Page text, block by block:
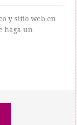
y sitio web en
haga un